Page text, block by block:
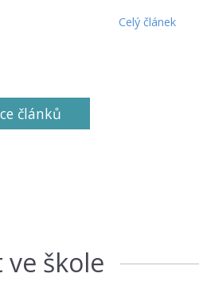
Celý článek
článků
ve škole